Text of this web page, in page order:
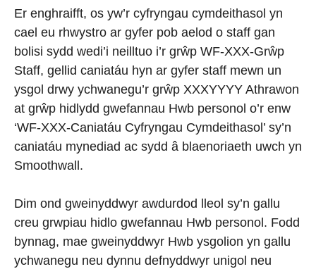
Er enghraifft, os yw’r cyfryngau cymdeithasol yn
cael eu rhwystro ar gyfer pob aelod o staff gan
bolisi sydd wedi’i neilltuo i’r grŵp WF-XXX-Grŵp
Staff, gellid caniatáu hyn ar gyfer staff mewn un
ysgol drwy ychwanegu’r grŵp XXXYYYY Athrawon
at grŵp hidlydd gwefannau Hwb personol o’r enw
‘WF-XXX-Caniatáu Cyfryngau Cymdeithasol’ sy’n
caniatáu mynediad ac sydd â blaenoriaeth uwch yn
Smoothwall.
Dim ond gweinyddwyr awdurdod lleol sy’n gallu
creu grwpiau hidlo gwefannau Hwb personol. Fodd
bynnag, mae gweinyddwyr Hwb ysgolion yn gallu
ychwanegu neu dynnu defnyddwyr unigol neu